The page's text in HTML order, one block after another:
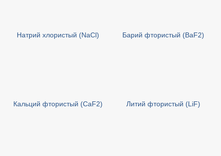
Натрий хлористый (NaCl) Барий фтористый (BaF2)
Кальций фтористый (CaF2) Литий фтористый (LiF)